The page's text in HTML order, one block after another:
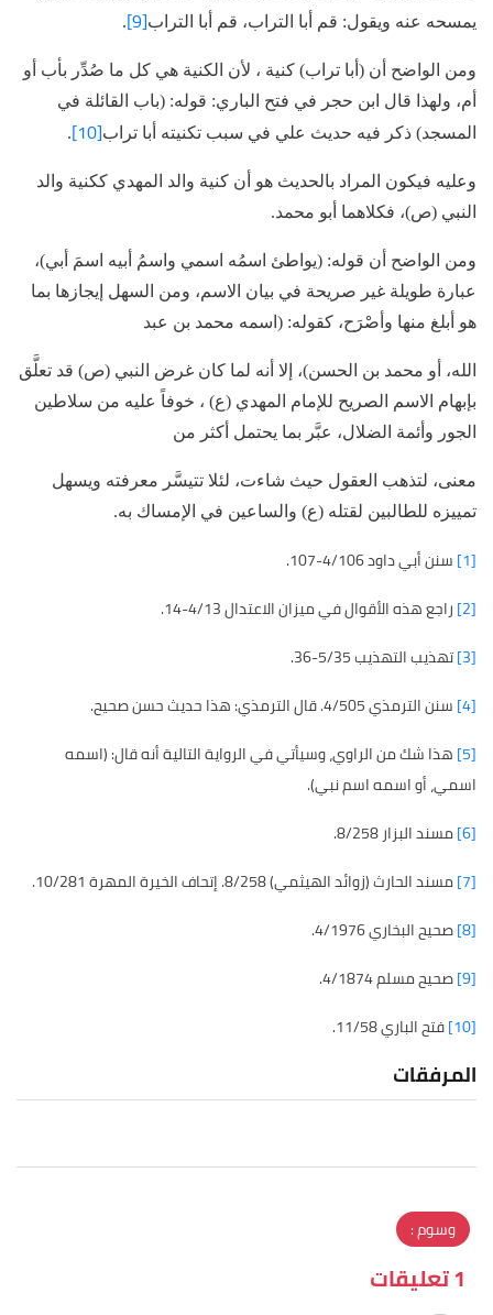
يمسحه عنه ويقول: قم أبا التراب، قم أبا التراب[9]
.
ومن الواضح أن (أبا تراب) كنية ، لأن الكنية هي كل ما صُدِّر بأب أو
أم، ولهذا قال ابن حجر في فتح الباري: قوله: (باب القائلة في
المسجد) ذكر فيه حديث علي في سبب تكنيته أبا تراب[10]
.
وعليه فيكون المراد بالحديث هو أن كنية والد المهدي ككنية والد
النبي (ص)، فكلاهما أبو محمد.
ومن الواضح أن قوله: (يواطئ اسمُه اسمي واسمُ أبيه اسمَ أبي)،
عبارة طويلة غير صريحة في بيان الاسم، ومن السهل إيجازها بما
هو أبلغ منها وأصْرَح، كقوله: (اسمه محمد بن عبد
الله، أو محمد بن الحسن)، إلا أنه لما كان غرض النبي (ص) قد تعلَّق
بإبهام الاسم الصريح للإمام المهدي (ع) ، خوفاً عليه من سلاطين
الجور وأئمة الضلال، عبَّر بما يحتمل أكثر من
معنى، لتذهب العقول حيث شاءت، لئلا تتيسَّر معرفته ويسهل
تمييزه للطالبين لقتله (ع) والساعين في الإمساك به.
[1]سنن أبي داود 4/106-107.
[2]راجع هذه الأقوال في ميزان الاعتدال 4/13-14.
[3]تهذيب التهذيب 5/35-36.
[4]سنن الترمذي 4/505. قال الترمذي: هذا حديث حسن صحيح.
[5]هذا شك من الراوي، وسيأتي في الرواية التالية أنه قال: (اسمه
اسمي، أو اسمه اسم نبي).
[6]مسند البزار 8/258.
[7]مسند الحارث (زوائد الهيثمي) 8/258. إتحاف الخيرة المهرة 10/281.
[8]صحيح البخاري 4/1976.
[9]صحيح مسلم 4/1874.
[10]فتح الباري 11/58.
المرفقات
وسوم :
1 تعليقات